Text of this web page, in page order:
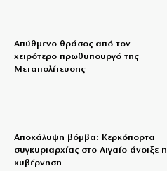
Απύθμενο θράσος από τον
χειρότερο πρωθυπουργό της
Μεταπολίτευσης
Αποκάλυψη βόμβα: Κερκόπορτα
συγκυριαρχίας στο Αιγαίο άνοιξε η
κυβέρνηση